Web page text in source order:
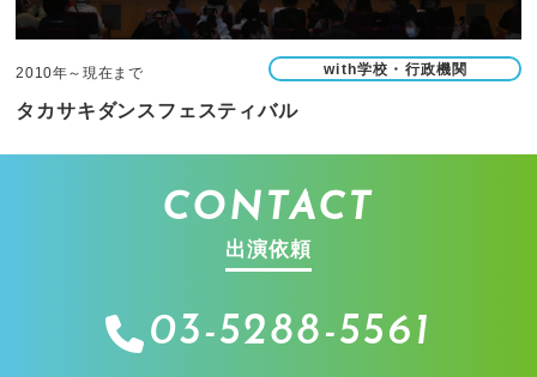
2010年～現在まで with学校・行政機関
タカサキダンスフェスティバル
CONTACT
出演依頼
03-5288-5561